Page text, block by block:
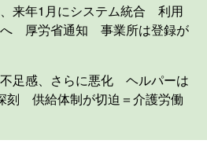
来年1月にシステム統合 利用
厚労省通知 事業所は登録が
足感、さらに悪化 ヘルパーは
刻 供給体制が切迫＝介護労働